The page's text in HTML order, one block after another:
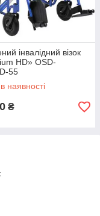
інвалідний візок
HD» OSD-
55
наявності
₴